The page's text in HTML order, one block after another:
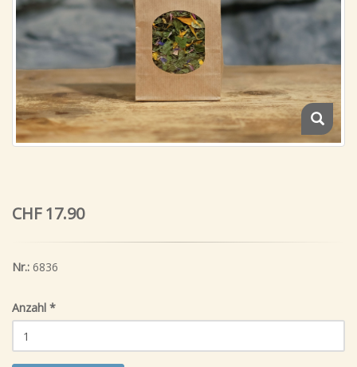
CHF 17.90
Nr.: 6836
Anzahl *